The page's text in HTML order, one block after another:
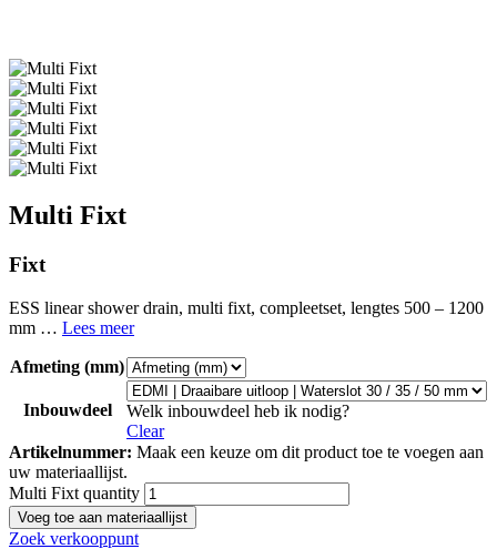
Multi Fixt
Fixt
ESS linear shower drain, multi fixt, compleetset, lengtes 500 – 1200
mm … Lees meer
Afmeting (mm)
Inbouwdeel
Welk inbouwdeel heb ik nodig?
Clear
Artikelnummer: Maak een keuze om dit product toe te voegen aan
uw materiaallijst.
Multi Fixt quantity
Voeg toe aan materiaallijst
Zoek verkooppunt